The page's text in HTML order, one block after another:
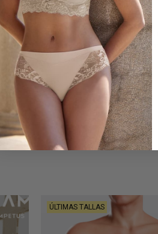
en tonos azules y otro liso
permite que la piel respire,
ÚLTIMAS TALLAS